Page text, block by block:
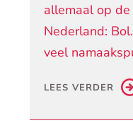
allemaal op
Nederland:
veel
LEES VERDER